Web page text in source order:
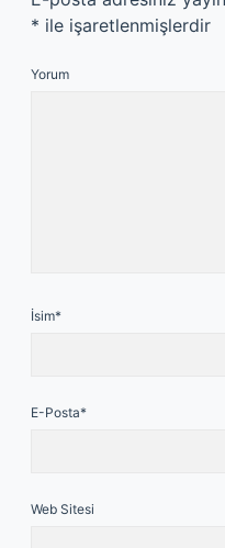
* ile işaretlenmişlerdir
Yorum
İsim*
E-Posta*
Web Sitesi